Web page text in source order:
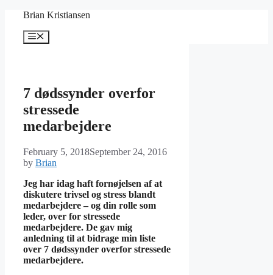
content
Brian Kristiansen
Menu
7 dødssynder overfor
stressede
medarbejdere
February 5, 2018September 24, 2016
by Brian
Jeg har idag haft fornøjelsen af at
diskutere trivsel og stress blandt
medarbejdere – og din rolle som
leder, over for stressede
medarbejdere. De gav mig
anledning til at bidrage min liste
over 7 dødssynder overfor stressede
medarbejdere.